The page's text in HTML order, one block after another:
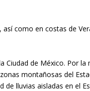
como en costas de
Ciudad de México. Por
montañosas del
lluvias aisladas en el